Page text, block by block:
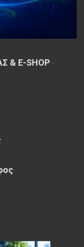
& E-SHOP~